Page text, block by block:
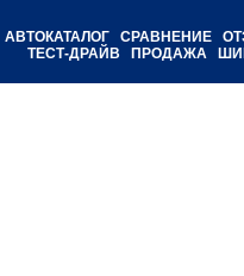
АВТОКАТАЛОГ СРАВНЕНИЕ
ТЕСТ-ДРАЙВ
ПРОДАЖА